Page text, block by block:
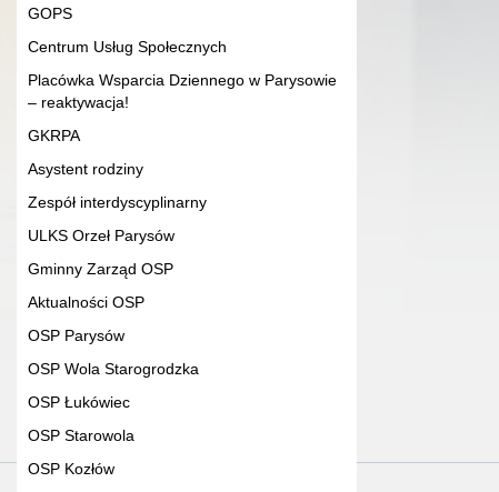
GOPS
Centrum Usług Społecznych
Placówka Wsparcia Dziennego w Parysowie
– reaktywacja!
GKRPA
Asystent rodziny
Zespół interdyscyplinarny
ULKS Orzeł Parysów
Gminny Zarząd OSP
Aktualności OSP
OSP Parysów
OSP Wola Starogrodzka
OSP Łukówiec
OSP Starowola
OSP Kozłów